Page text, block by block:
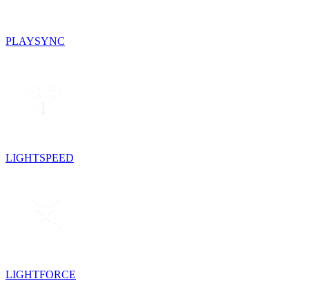
PLAYSYNC
LIGHTSPEED
LIGHTFORCE